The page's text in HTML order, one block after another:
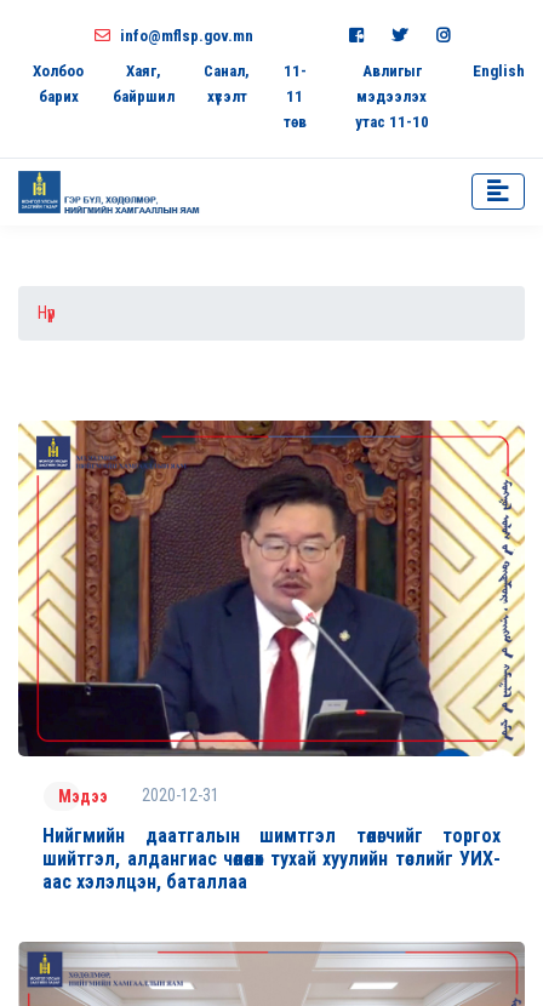
info@mflsp.gov.mn
Холбоо
барих
Хаяг,
байршил
Санал,
хүсэлт
11-
11
төв
Авлигыг
мэдээлэх
утас 11-10
English
Нүүр
Мэдээ 2020-12-31
Нийгмийн даатгалын шимтгэл төлөгчийг торгох
шийтгэл, алдангиас чөлөөлөх тухай хуулийн төслийг УИХ-
аас хэлэлцэн, баталлаа